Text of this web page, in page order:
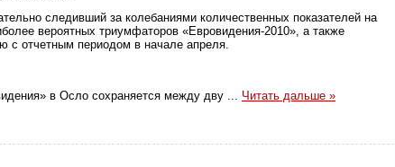
следивший за колебаниями количественных показателей на
вероятных триумфаторов «Евровидения-2010», а также
с отчетным периодом в начале апреля.
в Осло сохраняется между дву
Читать дальше »